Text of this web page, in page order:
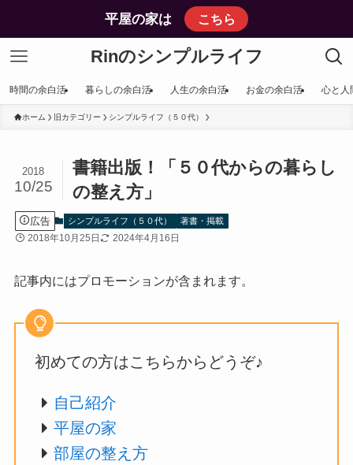
平屋の家は こちら
Rinのシンプルライフ
時間の余白活 暮らしの余白活 人生の余白活 お金の余白活 心と人
ホーム 旧カテゴリー シンプルライフ（５０代）
書籍出版！「５０代からの暮らし
の整え方」
2018
10/25
広告 シンプルライフ（５０代） 著書・掲載
2018年10月25日 2024年4月16日
記事内にはプロモーションが含まれます。
初めての方はこちらからどうぞ♪
自己紹介
平屋の家
部屋の整え方